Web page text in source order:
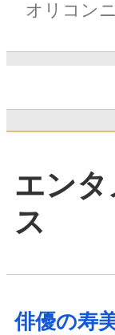
オリコン
エン
ス
俳優の寿